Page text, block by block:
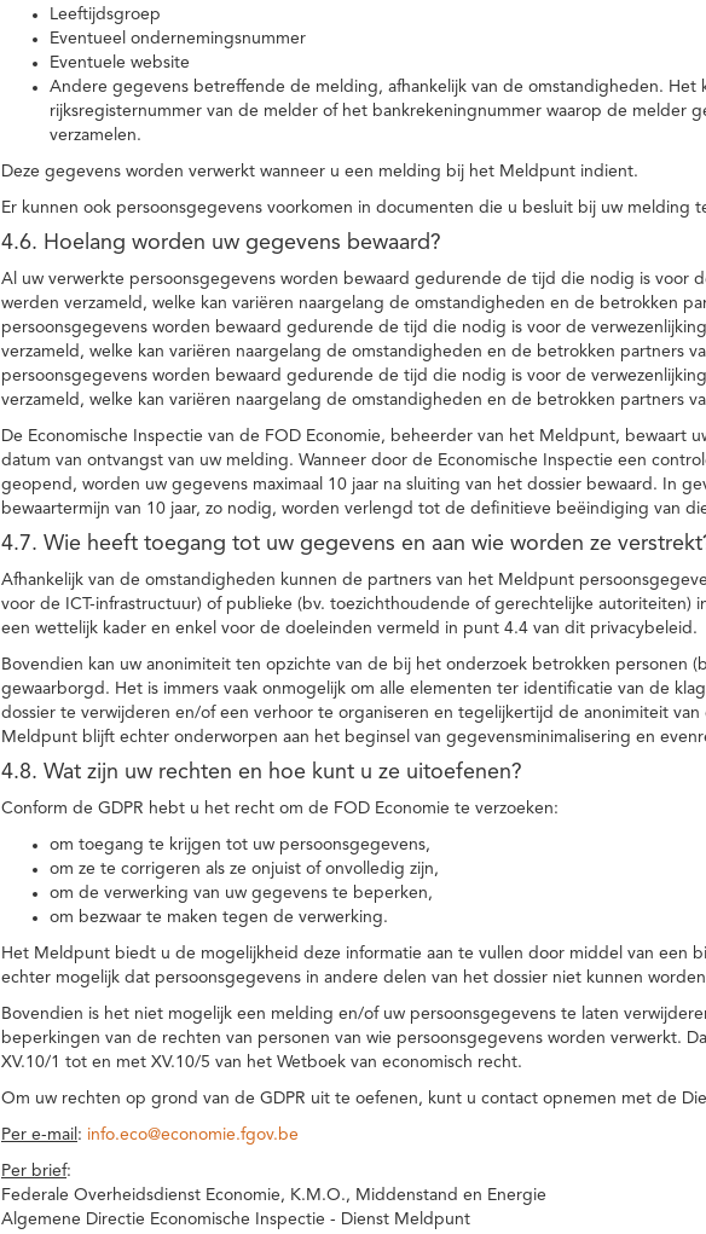
Leeftijdsgroep
Eventueel ondernemingsnummer
Eventuele website
Andere gegevens betreffende de melding, afhankelijk van de omstandigheden. Het
rijksregisternummer van de melder of het bankrekeningnummer waarop de melder
verzamelen.
Deze gegevens worden verwerkt wanneer u een melding bij het Meldpunt indient.
Er kunnen ook persoonsgegevens voorkomen in documenten die u besluit bij uw melding
4.6. Hoelang worden uw gegevens bewaard?
Al uw verwerkte persoonsgegevens worden bewaard gedurende de tijd die nodig is voor
werden verzameld, welke kan variëren naargelang de omstandigheden en de betrokken
persoonsgegevens worden bewaard gedurende de tijd die nodig is voor de
verzameld, welke kan variëren naargelang de omstandigheden en de betrokken partners
persoonsgegevens worden bewaard gedurende de tijd die nodig is voor de
verzameld, welke kan variëren naargelang de omstandigheden en de betrokken partners
De Economische Inspectie van de FOD Economie, beheerder van het Meldpunt, bewaart
datum van ontvangst van uw melding. Wanneer door de Economische Inspectie een
geopend, worden uw gegevens maximaal 10 jaar na sluiting van het dossier bewaard. In
bewaartermijn van 10 jaar, zo nodig, worden verlengd tot de definitieve beëindiging van
4.7. Wie heeft toegang tot uw gegevens en aan wie worden ze
Afhankelijk van de omstandigheden kunnen de partners van het Meldpunt
voor de ICT-infrastructuur) of publieke (bv. toezichthoudende of gerechtelijke autoriteiten)
een wettelijk kader en enkel voor de doeleinden vermeld in punt 4.4 van dit privacybeleid.
Bovendien kan uw anonimiteit ten opzichte van de bij het onderzoek betrokken personen
gewaarborgd. Het is immers vaak onmogelijk om alle elementen ter identificatie van de
dossier te verwijderen en/of een verhoor te organiseren en tegelijkertijd de anonimiteit
Meldpunt blijft echter onderworpen aan het beginsel van gegevensminimalisering en
4.8. Wat zijn uw rechten en hoe kunt u ze uitoefenen?
Conform de GDPR hebt u het recht om de FOD Economie te verzoeken:
om toegang te krijgen tot uw persoonsgegevens,
om ze te corrigeren als ze onjuist of onvolledig zijn,
om de verwerking van uw gegevens te beperken,
om bezwaar te maken tegen de verwerking.
Het Meldpunt biedt u de mogelijkheid deze informatie aan te vullen door middel van een
echter mogelijk dat persoonsgegevens in andere delen van het dossier niet kunnen
Bovendien is het niet mogelijk een melding en/of uw persoonsgegevens te laten
beperkingen van de rechten van personen van wie persoonsgegevens worden verwerkt.
XV.10/1 tot en met XV.10/5 van het Wetboek van economisch recht.
Om uw rechten op grond van de GDPR uit te oefenen, kunt u contact opnemen met de
Per e-mail : info.eco@economie.fgov.be
Per brief:
Federale Overheidsdienst Economie, K.M.O., Middenstand en Energie
Algemene Directie Economische Inspectie - Dienst Meldpunt